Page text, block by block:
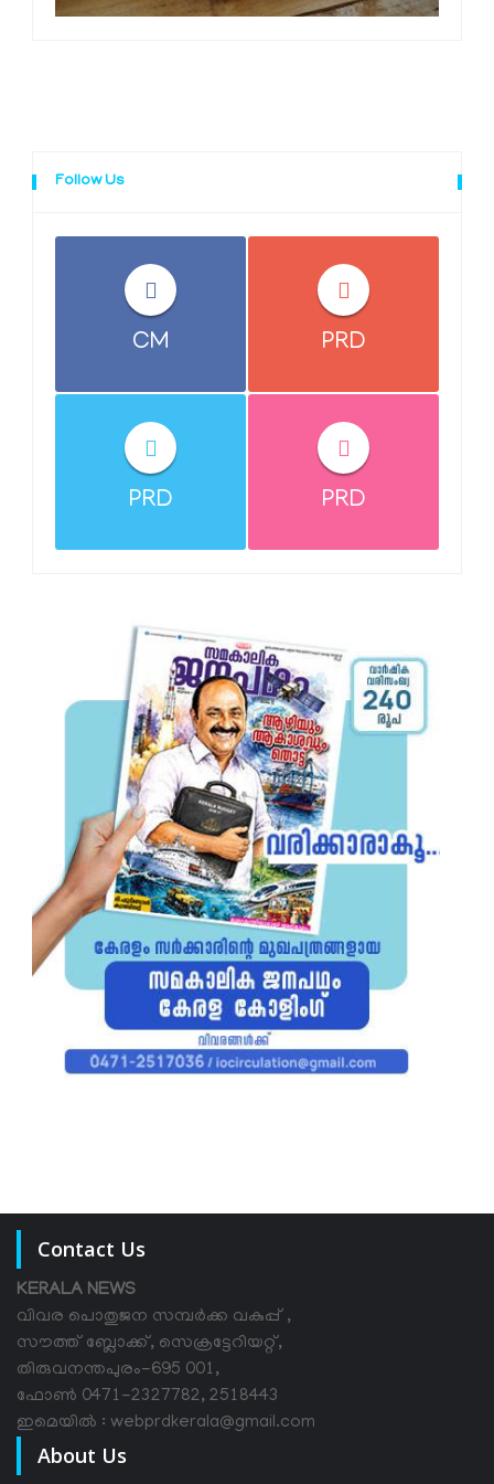
Follow Us
CM PRD
PRD PRD
Contact Us
KERALA NEWS
വിവര പൊതുജന സമ്പര്‍ക്ക വകുപ്പ് ,
സൗത്ത് ബ്ലോക്ക്, സെക്രട്ടേറിയറ്റ്,
തിരുവനന്തപുരം-695 001,
ഫോൺ 0471-2327782, 2518443
ഇമെയിൽ : webprdkerala@gmail.com
About Us